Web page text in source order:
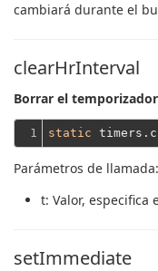
cambiará durante el
clearHrInterval
Borrar el
1 static
Parámetros de llamada:
t: Valor,
setImmediate